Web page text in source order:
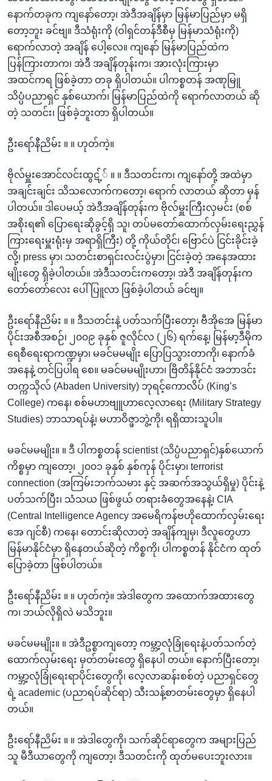
နောက်တခုက ကျနော်တော့၊ အဲဒီအချိန်မှာ မြန်မာပြည်မှာ မရှိ
တော့ဘူး ခင်ဗျ။ ဒီသံရုံးကို (ဝါရှင်တန်ဒီစီမှ မြန်မာသံရုံးကို)
ရောက်လာတဲ့ အချိန် ပေါ့လေ။ ကျနော် မြန်မာပြည်ထဲက
ပြန်ကြားတာက၊ အဲဒီ အချိန်တုန်းက၊ အားလုံးကြားမှာ
အထင်ကရ ဖြစ်ခဲ့တာ တခု ရှိပါတယ်။ ပါကစ္စတန် အဏုမြူ
သိပ္ပံပညာရှင် နှစ်ယောက်၊ မြန်မာပြည်ထဲကို ရောက်လာတယ် ဆို
တဲ့ သတင်း၊ ဖြစ်ခဲ့ဘူးတာ ရှိပါတယ်။
ဦးရော်နီညိမ်း ။ ။ ဟုတ်ကဲ့။
ဗိုလ်မှူးအောင်လင်းထွဋ့်် ။ ။ ဒီသတင်းက၊ ကျနော်တို့ အထဲမှာ
အချင်းချင်း သိသလောက်ကတော့၊ ရောက် လာတယ် ဆိုတာ မှန်
ပါတယ်။ ဒါပေမယ့် အဲဒီအချိန်တုန်းက ဗိုလ်မှူးကြီးလှမင်း (စစ်
အစိုးရ၏ ပြောရေးဆိုခွင့်ရှိ သူ၊ တပ်မတော်ထောက်လှမ်းရေးညွှန်
ကြားရေးမှူးရုံးမှ အရာရှိကြီး) တို့ ကိုယ်တိုင်၊ ဗြောင်ပဲ ငြင်းခိုင်းခဲ့
လို့၊ press မှာ၊ သတင်းစာရှင်းလင်းပွဲမှာ၊ ငြင်းခဲ့တဲ့ အနေအထား
မျိုးတွေ ရှိခဲ့ပါတယ်။ အဲဒီသတင်းကတော့၊ အဲဒီ အချိန်တုန်းက
တော်တော်လေး ပေါ်ပြူလာ ဖြစ်ခဲ့ပါတယ် ခင်ဗျ။
ဦးရော်နီညိမ်း ။ ။ ဒီသတင်းနဲ့ ပတ်သက်ပြီးတော့၊ ဗီအိုအေ မြန်မာ
ပိုင်းအစီအစဉ်၊ ၂၀၀၉ ခုနှစ် ဇူလိုင်လ (၂၆) ရက်နေ့၊ မြန်မာ့ဒီမိုက
ရေစီရေးရာကဏ္ဍမှာ၊ မခင်မမမျိုး ပြောပြသွားတာကို၊ နောက်ခံ
အနေနဲ့ တင်ပြပါရ စေ။ မခင်မမမျိုးဟာ၊ ဗြိတိန်နိုင်ငံ အဘာဒင်း
တက္ကသိုလ် (Abaden University) ဘုရင့်ကောလိပ် (King’s
College) ကနေ၊ စစ်မဟာဗျူဟာလေ့လာရေး (Military Strategy
Studies) ဘာသာရပ်နဲ့၊ မဟာဝိဇ္ဖာဘွဲ့ကို၊ ရရှိထားသူပါ။
မခင်မမမျိုး။ ။ ဒီ ပါကစ္စတန် scientist (သိပ္ပံပညာရှင်)နှစ်ယောက်
ကိစ္စမှာ ကျတော့၊ ၂၀၀၁ ခုနှစ် နှစ်ကုန် ပိုင်းမှာ၊ terrorist
connection (အကြမ်းဘက်သမား နှင့် အဆက်အသွယ်ရှိမှု) ပိုင်းနဲ့
ပတ်သက်ပြီး၊ သံသယ ဖြစ်ဖွယ် တရားခံတွေအနေနဲ့၊ CIA
(Central Intelligence Agency အမေရိကန်ဗဟိုထောက်လှမ်းရေး
အေ ဂျင်စီ) ကနေ၊ တောင်းဆိုလာတဲ့ အချိန်ကျမှ၊ ဒီလူတွေဟာ
မြန်မာနိုင်ငံမှာ ရှိနေတယ်ဆိုတဲ့ ကိစ္စကို၊ ပါကစ္စတန် နိုင်ငံက ထုတ်
ပြောခဲ့တာ ဖြစ်ပါတယ်။
ဦးရော်နီညိမ်း ။ ။ ဟုတ်ကဲ့။ အဲဒါတွေက အထောက်အထားတွေ
က၊ ဘယ်လိုရှိလဲ မသိဘူး။
မခင်မမမျိုး။ ။ အဲဒီဥစ္စာကျတော့ ကမ္ဘာ့လုံခြုံရေးနဲ့ပတ်သက်တဲ့
ထောက်လှမ်းရေး မှတ်တမ်းတွေ ရှိနေပါ တယ်။ နောက်ပြီးတော့၊
ကမ္ဘာ့လုံခြုံရေးရာပိုင်းတွေကို၊ လေ့လာဆန်းစစ်တဲ့ ပညာရှင်တွေ
ရဲ့ academic (ပညာရပ်ဆိုင်ရာ) သီးသန့်စာတမ်းတွေမှာ ရှိနေပါ
တယ်။
ဦးရော်နီညိမ်း ။ ။ အဲဒါတွေကို၊ သက်ဆိုင်ရာတွေက အများပြည်
သူ မီဒီယာတွေကို ကျတော့၊ ဒီသတင်းကို ထုတ်မပေးဘူးလား။